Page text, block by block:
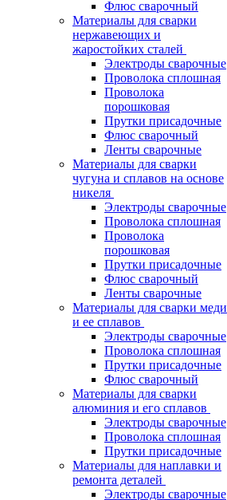
Флюс сварочный
Материалы для сварки
нержавеющих и
жаростойких сталей
Электроды сварочные
Проволока сплошная
Проволока
порошковая
Прутки присадочные
Флюс сварочный
Ленты сварочные
Материалы для сварки
чугуна и сплавов на основе
никеля
Электроды сварочные
Проволока сплошная
Проволока
порошковая
Прутки присадочные
Флюс сварочный
Ленты сварочные
Материалы для сварки меди
и ее сплавов
Электроды сварочные
Проволока сплошная
Прутки присадочные
Флюс сварочный
Материалы для сварки
алюминия и его сплавов
Электроды сварочные
Проволока сплошная
Прутки присадочные
Материалы для наплавки и
ремонта деталей
Электроды сварочные